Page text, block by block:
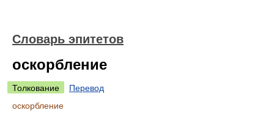
Словарь эпитетов
оскорбление
Толкование
Перевод
оскорбление